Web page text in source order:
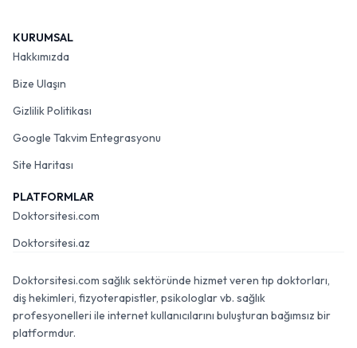
KURUMSAL
Hakkımızda
Bize Ulaşın
Gizlilik Politikası
Google Takvim Entegrasyonu
Site Haritası
PLATFORMLAR
Doktorsitesi.com
Doktorsitesi.az
Doktorsitesi.com sağlık sektöründe hizmet veren tıp doktorları,
diş hekimleri, fizyoterapistler, psikologlar vb. sağlık
profesyonelleri ile internet kullanıcılarını buluşturan bağımsız bir
platformdur.